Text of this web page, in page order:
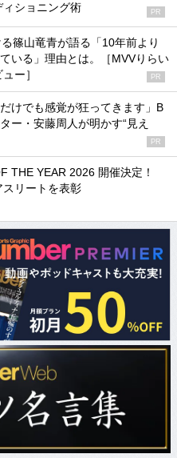
ィショニング術 PR
篠山竜青が語る「10年前より
いる」理由とは。［MVVりらい
ー］
PR
けでも感覚が狂ってきます」B
ー・安藤周人が明かす“見え
PR
THE YEAR 2026 開催決定！
リートを表彰